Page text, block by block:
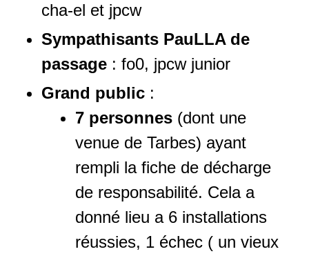
cha-el et jpcw
Sympathisants PauLLA de
passage: fo0, jpcw junior
Grand public:
7 personnes(dont une
venue de Tarbes) ayant
rempli la fiche de décharge
de responsabilité. Cela a
donné lieu a 6 installations
réussies, 1 échec ( un vieux